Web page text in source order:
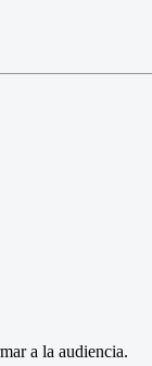
a la audiencia.